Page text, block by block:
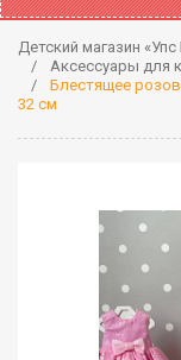
Детский магазин «Упс
Аксессуары для
Блестящее
32 см